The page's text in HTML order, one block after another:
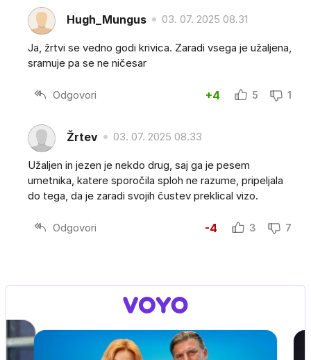
Hugh_Mungus 03. 07. 2025 08.31
Ja, žrtvi se vedno godi krivica. Zaradi vsega je užaljena,
sramuje pa se ne ničesar
Odgovori +4 5 1
Žrtev 03. 07. 2025 08.33
Užaljen in jezen je nekdo drug, saj ga je pesem
umetnika, katere sporočila sploh ne razume, pripeljala
do tega, da je zaradi svojih čustev preklical vizo.
Odgovori -4 3 7